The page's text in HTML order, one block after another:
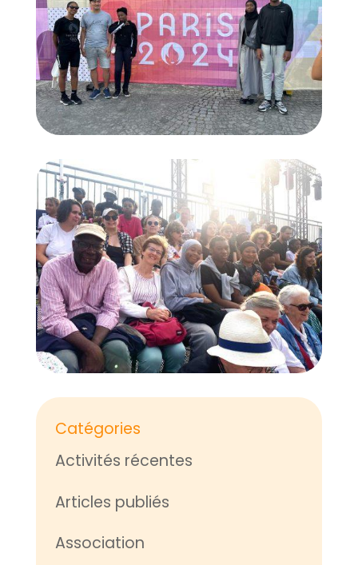
Catégories
Activités récentes
Articles publiés
Association